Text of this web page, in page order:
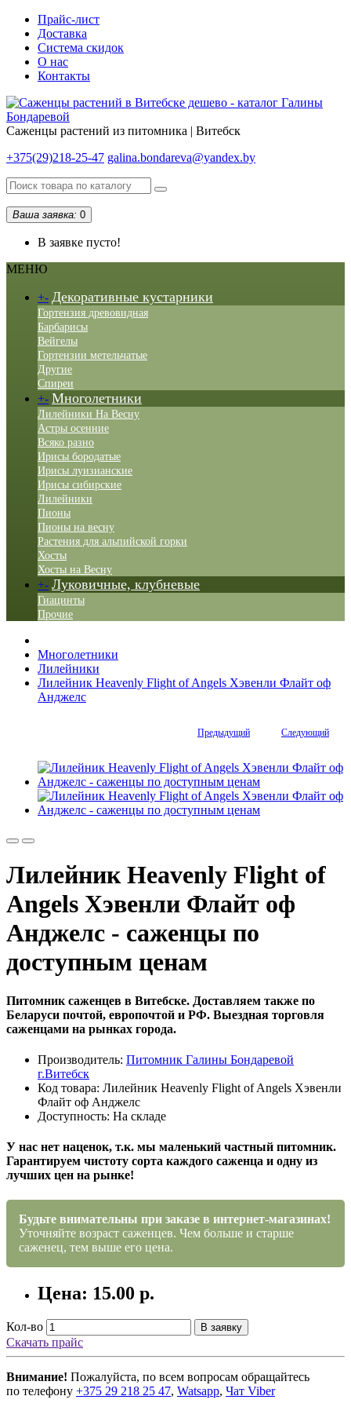
Прайс-лист
Доставка
Система скидок
О нас
Контакты
Саженцы растений из питомника | Витебск
+375(29)218-25-47 galina.bondareva@yandex.by
Ваша заявка: 0
В заявке пусто!
МЕНЮ
+- Декоративные кустарники
Гортензия древовидная
Барбарисы
Вейгелы
Гортензии метельчатые
Другие
Спиреи
+- Многолетники
Лилейники На Весну
Астры осенние
Всяко разно
Ирисы бородатые
Ирисы луизианские
Ирисы сибирские
Лилейники
Пионы
Пионы на весну
Растения для альпийской горки
Хосты
Хосты на Весну
+- Луковичные, клубневые
Гиацинты
Прочие
Многолетники
Лилейники
Лилейник Heavenly Flight of Angels Хэвенли Флайт оф
Анджелс
Предыдущий Следующий
Лилейник Heavenly Flight of
Angels Хэвенли Флайт оф
Анджелс - саженцы по
доступным ценам
Питомник саженцев в Витебске. Доставляем также по
Беларуси почтой, европочтой и РФ. Выездная торговля
саженцами на рынках города.
Производитель: Питомник Галины Бондаревой
г.Витебск
Код товара: Лилейник Heavenly Flight of Angels Хэвенли
Флайт оф Анджелс
Доступность: На складе
У нас нет наценок, т.к. мы маленький частный питомник.
Гарантируем чистоту сорта каждого саженца и одну из
лучших цен на рынке!
Будьте внимательны при заказе в интернет-магазинах!
Уточняйте возраст саженцев. Чем больше и старше
саженец, тем выше его цена.
Цена: 15.00 р.
Кол-во В заявку
Скачать прайс
Внимание! Пожалуйста, по всем вопросам обращайтесь
по телефону +375 29 218 25 47, Watsapp, Чат Viber